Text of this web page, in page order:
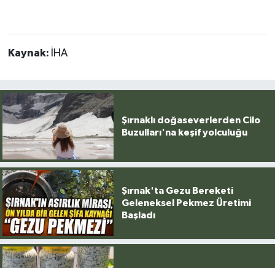
Kaynak: İHA
Şırnaklı doğaseverlerden Cilo
Buzulları'na keşif yolculuğu
Şırnak'ta Gezu Bereketi
Geleneksel Pekmez Üretimi
Başladı